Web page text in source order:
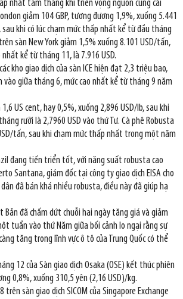
nhất tám tháng khi triển vọng nguồn cung cải
giảm 104 GBP, tương đương 1,9%, xuống 5.441
sau khi có lúc chạm mức thấp nhất kể từ đầu tháng
trên sàn New York giảm 1,5% xuống 8.101 USD/tấn,
kể từ tháng 11, là 7.916 USD.
kho giao dịch của sàn ICE hiện đạt 2,3 triệu bao,
vào giữa tháng 6, mức cao nhất kể từ tháng 9 năm
US cent, hay 0,5%, xuống 2,896 USD/lb, sau khi
rưỡi là 2,7960 USD vào thứ Tư. Cà phê Robusta
tấn, sau khi chạm mức thấp nhất trong một năm
đang tiến triển tốt, với năng suất robusta cao
Santana, giám đốc tại công ty giao dịch EISA cho
đã bán khá nhiều robusta, điều này đã giúp hạ
Bản đã chấm dứt chuỗi hai ngày tăng giá và giảm
tuần vào thứ Năm giữa bối cảnh lo ngại rằng sự
tăng trong lĩnh vực ô tô của Trung Quốc có thể
12 của Sàn giao dịch Osaka (OSE) kết thúc phiên
0,8%, xuống 310,5 yên (2,16 USD)/kg.
trên sàn giao dịch SICOM của Singapore Exchange